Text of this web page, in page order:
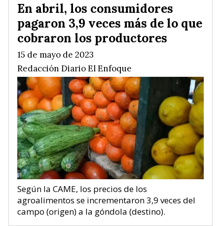
En abril, los consumidores
pagaron 3,9 veces más de lo que
cobraron los productores
Redacción Diario El Enfoque
15 de mayo de 2023
Según la CAME, los precios de los
agroalimentos se incrementaron 3,9 veces del
campo (origen) a la góndola (destino).